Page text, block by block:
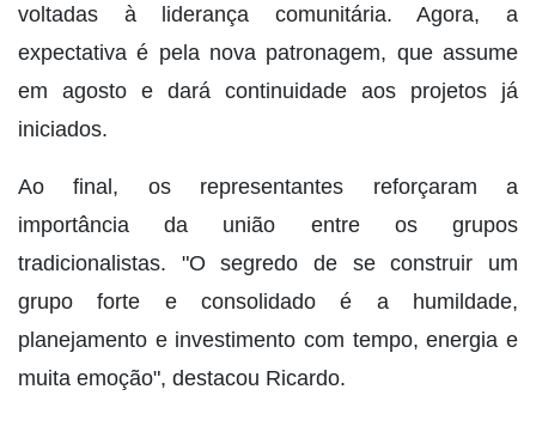
voltadas à liderança comunitária. Agora, a
expectativa é pela nova patronagem, que assume
em agosto e dará continuidade aos projetos já
iniciados.
Ao final, os representantes reforçaram a
importância da união entre os grupos
tradicionalistas. "O segredo de se construir um
grupo forte e consolidado é a humildade,
planejamento e investimento com tempo, energia e
muita emoção", destacou Ricardo.